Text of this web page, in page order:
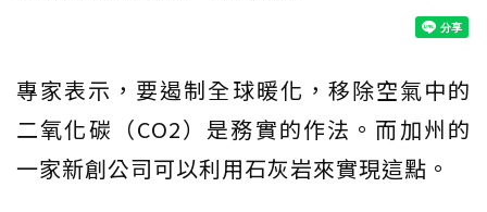
專家表示，要遏制全球暖化，移除空氣中的
二氧化碳（CO2）是務實的作法。而加州的
一家新創公司可以利用石灰岩來實現這點。